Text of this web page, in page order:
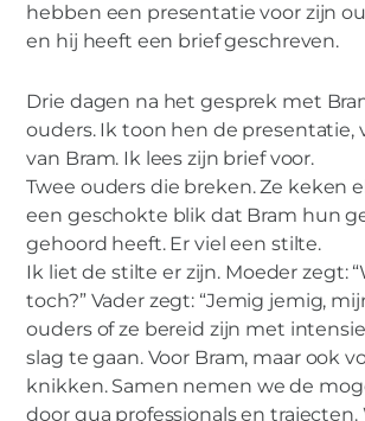
hebben een presentatie voor zijn
en hij heeft een brief geschreven.
Drie dagen na het gesprek met
ouders. Ik toon hen de presentatie,
van Bram. Ik lees zijn brief voor.
Twee ouders die breken. Ze keken
een geschokte blik dat Bram hun
gehoord heeft. Er viel een stilte.
Ik liet de stilte er zijn. Moeder zegt:
toch?” Vader zegt: “Jemig jemig,
ouders of ze bereid zijn met
slag te gaan. Voor Bram, maar ook
knikken. Samen nemen we de
door qua professionals en